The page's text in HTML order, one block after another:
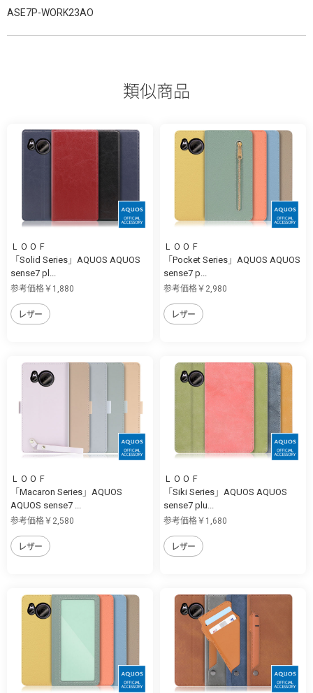
ASE7P-WORK23AO
類似商品
ＬＯＯＦ
「Solid Series」AQUOS AQUOS
sense7 pl...
参考価格￥1,880
レザー
ＬＯＯＦ
「Pocket Series」AQUOS AQUOS
sense7 p...
参考価格￥2,980
レザー
ＬＯＯＦ
「Macaron Series」AQUOS
AQUOS sense7 ...
参考価格￥2,580
レザー
ＬＯＯＦ
「Siki Series」AQUOS AQUOS
sense7 plu...
参考価格￥1,680
レザー